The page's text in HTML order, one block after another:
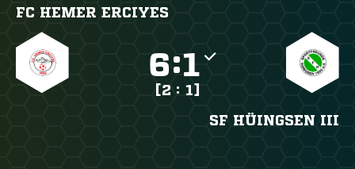
FC HEMER ERCIYES
:
[2 : 1]
SF HÜINGSEN III